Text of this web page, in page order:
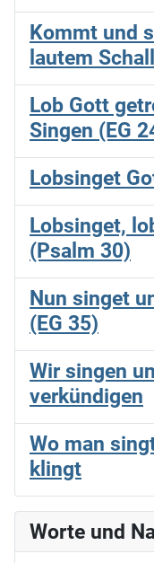
Kommt und
lautem
Lob Gott
Singen (EG
Lobsinget
Lobsinget,
(Psalm 30)
Nun singet
(EG 35)
Wir singen
verkündigen
Wo man
klingt
Worte und